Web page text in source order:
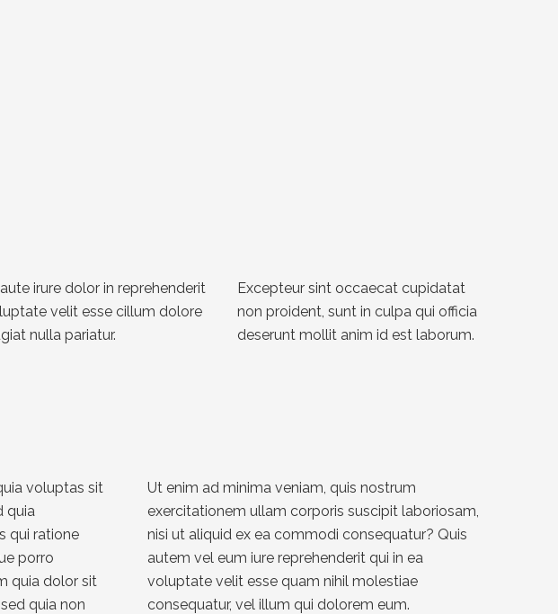
irure dolor in reprehenderit
velit esse cillum dolore
nulla pariatur.
Excepteur sint occaecat cupidatat
non proident, sunt in culpa qui officia
deserunt mollit anim id est laborum.
voluptas sit
quia
qui ratione
porro
quia dolor sit
quia non
Ut enim ad minima veniam, quis nostrum
exercitationem ullam corporis suscipit laboriosam,
nisi ut aliquid ex ea commodi consequatur? Quis
autem vel eum iure reprehenderit qui in ea
voluptate velit esse quam nihil molestiae
consequatur, vel illum qui dolorem eum.